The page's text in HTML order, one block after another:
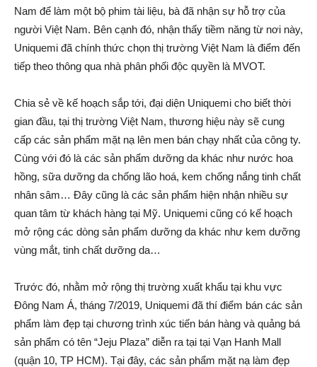
Nam để làm một bộ phim tài liệu, bà đã nhận sự hỗ trợ của
người Việt Nam. Bên cạnh đó, nhận thấy tiềm năng từ nơi này,
Uniquemi đã chính thức chọn thị trường Việt Nam là điểm đến
tiếp theo thông qua nhà phân phối độc quyền là MVOT.
Chia sẻ về kế hoạch sắp tới, đại diện Uniquemi cho biết thời
gian đầu, tại thị trường Việt Nam, thương hiệu này sẽ cung
cấp các sản phẩm mặt nạ lên men bán chạy nhất của công ty.
Cùng với đó là các sản phẩm dưỡng da khác như nước hoa
hồng, sữa dưỡng da chống lão hoá, kem chống nắng tinh chất
nhân sâm… Đây cũng là các sản phẩm hiện nhận nhiều sự
quan tâm từ khách hàng tại Mỹ. Uniquemi cũng có kế hoạch
mở rộng các dòng sản phẩm dưỡng da khác như kem dưỡng
vùng mắt, tinh chất dưỡng da…
Trước đó, nhằm mở rộng thị trường xuất khẩu tại khu vực
Đông Nam Á, tháng 7/2019, Uniquemi đã thí điểm bán các sản
phẩm làm đẹp tại chương trình xúc tiến bán hàng và quảng bá
sản phẩm có tên “Jeju Plaza” diễn ra tại tại Vạn Hanh Mall
(quận 10, TP HCM). Tại đây, các sản phẩm mặt nạ làm đẹp